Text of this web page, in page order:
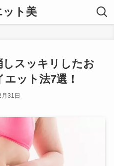
ット美
しスッキリしたお
ット法7選！
31日